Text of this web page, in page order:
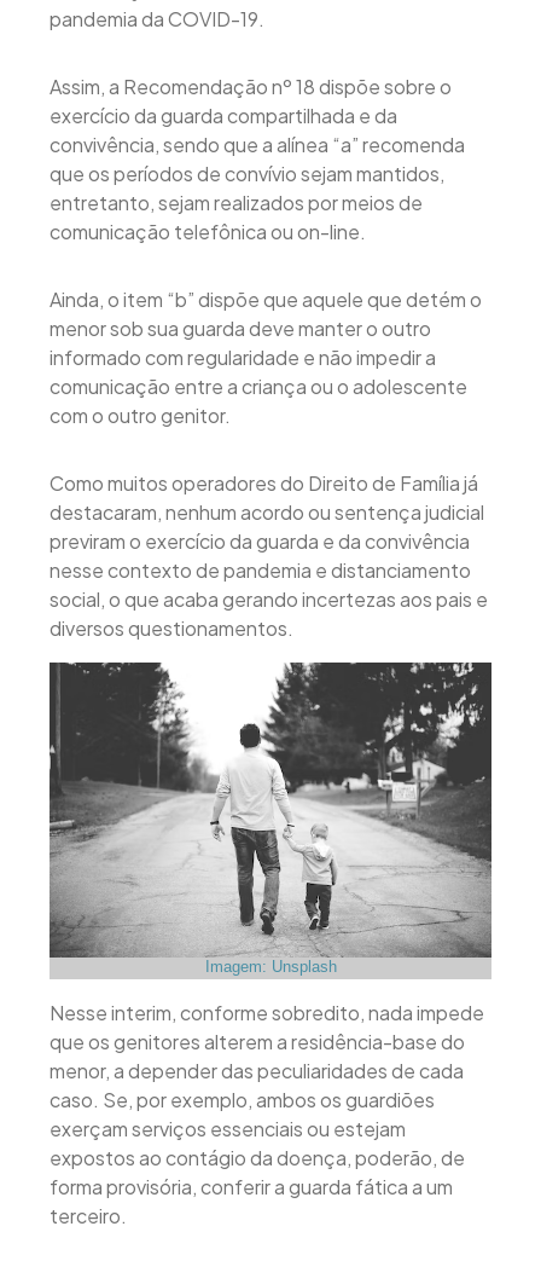
pandemia da COVID-19.
Assim, a Recomendação nº 18 dispõe sobre o
exercício da guarda compartilhada e da
convivência, sendo que a alínea “a” recomenda
que os períodos de convívio sejam mantidos,
entretanto, sejam realizados por meios de
comunicação telefônica ou on-line.
Ainda, o item “b” dispõe que aquele que detém o
menor sob sua guarda deve manter o outro
informado com regularidade e não impedir a
comunicação entre a criança ou o adolescente
com o outro genitor.
Como muitos operadores do Direito de Família já
destacaram, nenhum acordo ou sentença judicial
previram o exercício da guarda e da convivência
nesse contexto de pandemia e distanciamento
social, o que acaba gerando incertezas aos pais e
diversos questionamentos.
Imagem: Unsplash
Nesse interim, conforme sobredito, nada impede
que os genitores alterem a residência-base do
menor, a depender das peculiaridades de cada
caso. Se, por exemplo, ambos os guardiões
exerçam serviços essenciais ou estejam
expostos ao contágio da doença, poderão, de
forma provisória, conferir a guarda fática a um
terceiro.